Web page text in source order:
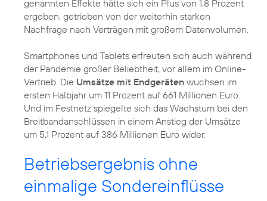
genannten Effekte hätte sich ein Plus von 1,8 Prozent
ergeben, getrieben von der weiterhin starken
Nachfrage nach Verträgen mit großem Datenvolumen.
Smartphones und Tablets erfreuten sich auch während
der Pandemie großer Beliebtheit, vor allem im Online-
Vertrieb. Die Umsätze mit Endgeräten wuchsen im
ersten Halbjahr um 11 Prozent auf 661 Millionen Euro.
Und im Festnetz spiegelte sich das Wachstum bei den
Breitbandanschlüssen in einem Anstieg der Umsätze
um 5,1 Prozent auf 386 Millionen Euro wider.
Betriebsergebnis ohne
einmalige Sondereinflüsse